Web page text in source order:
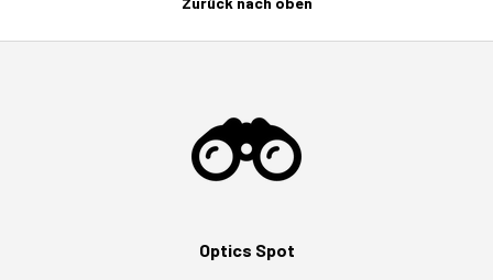
Optics Spot